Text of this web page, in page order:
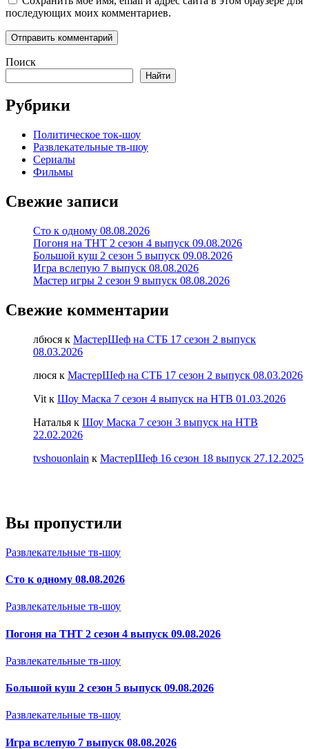
последующих моих комментариев.
Поиск
Найти
Рубрики
Политическое ток-шоу
Развлекательные тв-шоу
Сериалы
Фильмы
Свежие записи
Сто к одному 08.08.2026
Погоня на ТНТ 2 сезон 4 выпуск 09.08.2026
Большой куш 2 сезон 5 выпуск 09.08.2026
Игра вслепую 7 выпуск 08.08.2026
Мастер игры 2 сезон 9 выпуск 08.08.2026
Свежие комментарии
лбюся к МастерШеф на СТБ 17 сезон 2 выпуск
08.03.2026
люся к МастерШеф на СТБ 17 сезон 2 выпуск 08.03.2026
Vit к Шоу Маска 7 сезон 4 выпуск на НТВ 01.03.2026
Наталья к Шоу Маска 7 сезон 3 выпуск на НТВ
22.02.2026
tvshouonlain к МастерШеф 16 сезон 18 выпуск 27.12.2025
Вы пропустили
Развлекательные тв-шоу
Сто к одному 08.08.2026
Развлекательные тв-шоу
Погоня на ТНТ 2 сезон 4 выпуск 09.08.2026
Развлекательные тв-шоу
Большой куш 2 сезон 5 выпуск 09.08.2026
Развлекательные тв-шоу
Игра вслепую 7 выпуск 08.08.2026